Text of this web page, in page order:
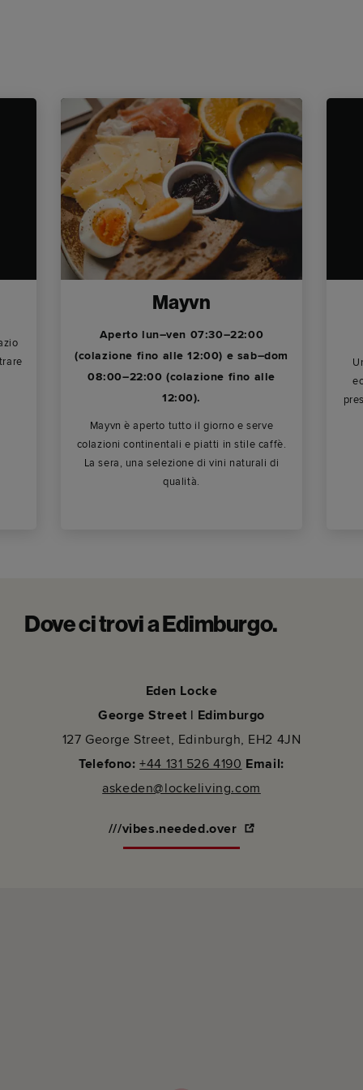
Mayvn
Aperto lun–ven 07:30–22:00
(colazione fino alle 12:00) e sab–dom
08:00–22:00 (colazione fino alle
12:00).
Mayvn è aperto tutto il giorno e serve
colazioni continentali e piatti in stile caffè.
La sera, una selezione di vini naturali di
qualità.
Dove ci trovi a Edimburgo.
Eden Locke
George Street | Edimburgo
127 George Street, Edinburgh, EH2 4JN
Telefono: +44 131 526 4190 Email:
askeden@lockeliving.com
///vibes.needed.over